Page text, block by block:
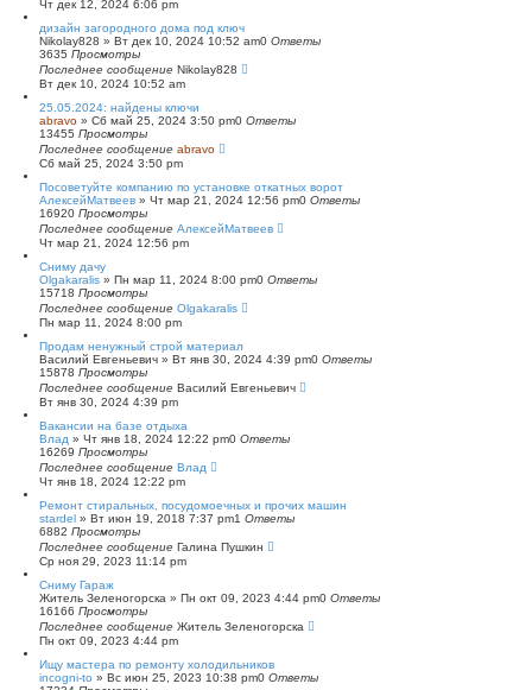
Чт дек 12, 2024 6:06 pm
дизайн загородного дома под ключ
Nikolay828 » Вт дек 10, 2024 10:52 am0 Ответы
3635 Просмотры
Последнее сообщение Nikolay828
Вт дек 10, 2024 10:52 am
25.05.2024: найдены ключи
abravo » Сб май 25, 2024 3:50 pm0 Ответы
13455 Просмотры
Последнее сообщение abravo
Сб май 25, 2024 3:50 pm
Посоветуйте компанию по установке откатных ворот
АлексейМатвеев » Чт мар 21, 2024 12:56 pm0 Ответы
16920 Просмотры
Последнее сообщение АлексейМатвеев
Чт мар 21, 2024 12:56 pm
Сниму дачу
Olgakaralis » Пн мар 11, 2024 8:00 pm0 Ответы
15718 Просмотры
Последнее сообщение Olgakaralis
Пн мар 11, 2024 8:00 pm
Продам ненужный строй материал
Василий Евгеньевич » Вт янв 30, 2024 4:39 pm0 Ответы
15878 Просмотры
Последнее сообщение Василий Евгеньевич
Вт янв 30, 2024 4:39 pm
Вакансии на базе отдыха
Влад » Чт янв 18, 2024 12:22 pm0 Ответы
16269 Просмотры
Последнее сообщение Влад
Чт янв 18, 2024 12:22 pm
Ремонт стиральных, посудомоечных и прочих машин
stardel » Вт июн 19, 2018 7:37 pm1 Ответы
6882 Просмотры
Последнее сообщение Галина Пушкин
Ср ноя 29, 2023 11:14 pm
Сниму Гараж
Житель Зеленогорска » Пн окт 09, 2023 4:44 pm0 Ответы
16166 Просмотры
Последнее сообщение Житель Зеленогорска
Пн окт 09, 2023 4:44 pm
Ищу мастера по ремонту холодильников
incogni-to » Вс июн 25, 2023 10:38 pm0 Ответы